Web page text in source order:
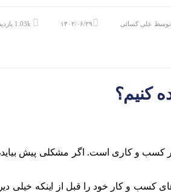
علی کسائی ۱۴۰۲/۰۶/۲۹
کنیم؟
کسب و کاری است. اگر مشکلی پیش
کسب و کار خود را قبل از اینکه خیلی